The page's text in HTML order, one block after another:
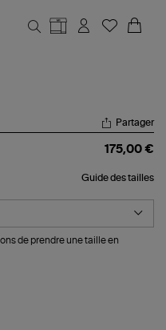
Partager
175,00 €
Guide des tailles
de prendre une taille en